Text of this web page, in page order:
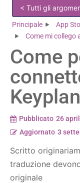
< Tutti gli
Principale App
Come mi collego
Come
Pubblicato 26
Aggiornato 3
Scritto
traduzione
originale